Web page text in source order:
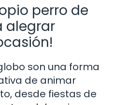
perro de
alegrar
son una forma
de animar
desde fiestas de